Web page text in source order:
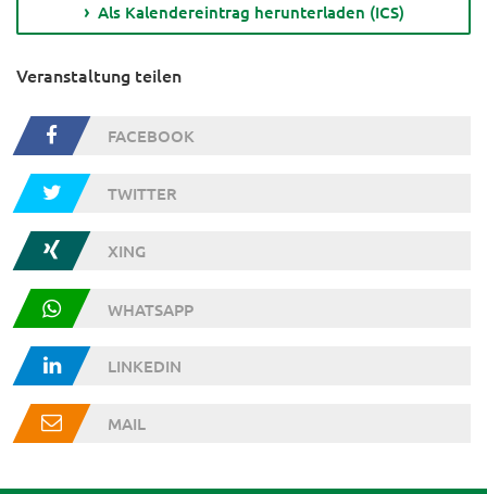
Als Kalendereintrag herunterladen (ICS)
Veranstaltung teilen
FACEBOOK
TWITTER
XING
WHATSAPP
LINKEDIN
MAIL